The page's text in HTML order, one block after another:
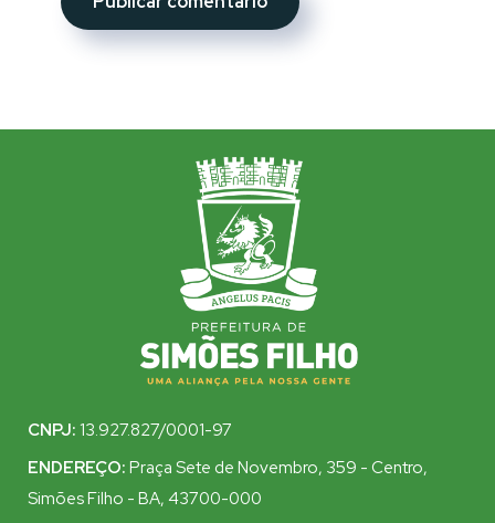
CNPJ: 13.927.827/0001-97
ENDEREÇO: Praça Sete de Novembro, 359 - Centro,
Simões Filho - BA, 43700-000